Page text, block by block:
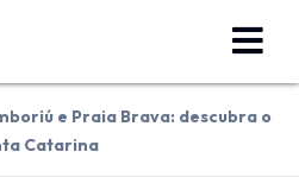
e Praia Brava: descubra o
Catarina